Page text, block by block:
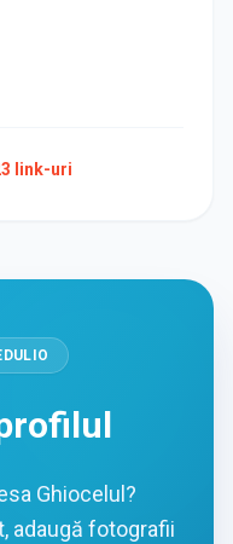
link-uri
Ghiocelul?
adaugă fotografii